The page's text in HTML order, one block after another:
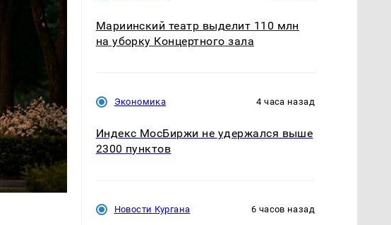
Мариинский театр выделит 110 млн
на уборку Концертного зала
Экономика 4 часа назад
Индекс МосБиржи не удержался выше
2300 пунктов
Новости Кургана 6 часов назад